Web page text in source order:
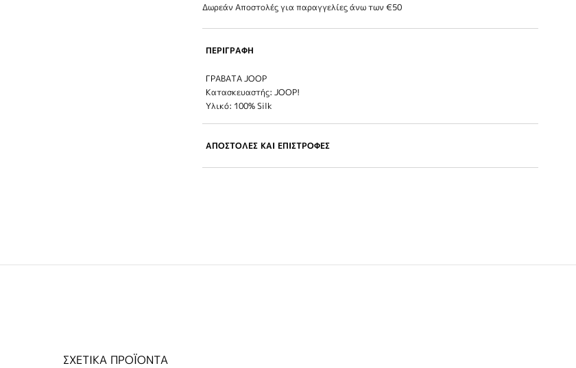
Δωρεάν Αποστολές για παραγγελίες άνω των €50
ΠΕΡΙΓΡΑΦΗ
ΓΡΑΒΑΤΑ JOOP
Κατασκευαστής: JOOP!
Υλικό: 100% Silk
ΑΠΟΣΤΟΛΕΣ ΚΑΙ ΕΠΙΣΤΡΟΦΕΣ
ΣΧΕΤΙΚΑ ΠΡΟΪΟΝΤΑ